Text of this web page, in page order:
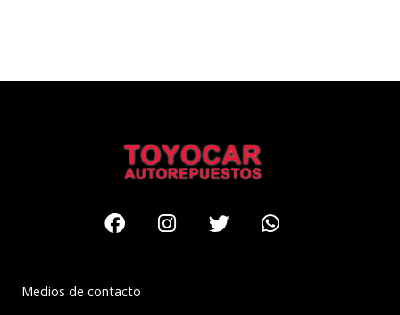
FacebookInstagram
TwitterWhatsapp
Medios de contacto